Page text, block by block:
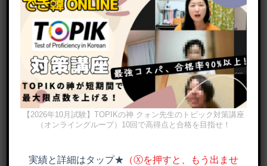
POSTED ON2021年2月16日 BYでき韓 パク先生
【2026年10月試験】TOPIKの神 クォン先生のトピック対策講座
（オンライングループ）10回で高得点と合格を目指せ！
実績と詳細はタップ★ （Ⓧを押すと、もう出ませ